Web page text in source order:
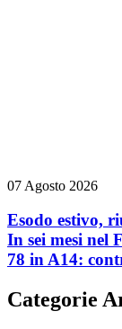
07 Agosto 2026
Esodo estivo,
In sei mesi nel
78 in A14:
Categorie